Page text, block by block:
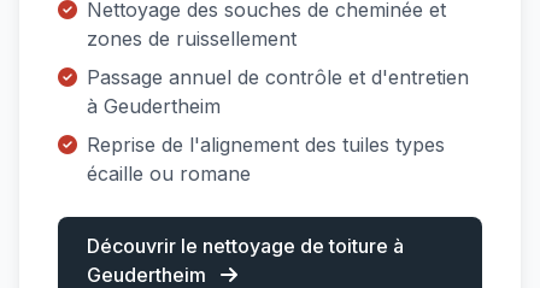
Nettoyage des souches de cheminée et
zones de ruissellement
Passage annuel de contrôle et d'entretien
à Geudertheim
Reprise de l'alignement des tuiles types
écaille ou romane
Découvrir le nettoyage de toiture à
Geudertheim